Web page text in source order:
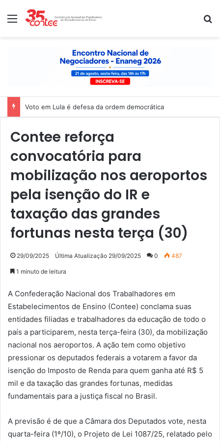
Menu
Voto em Lula é defesa da ordem democrática
Contee reforça
convocatória para
mobilização nos aeroportos
pela isenção do IR e
taxação das grandes
fortunas nesta terça (30)
29/09/2025 Última Atualização 29/09/2025 0 487
1 minuto de leitura
A Confederação Nacional dos Trabalhadores em
Estabelecimentos de Ensino (Contee) conclama suas
entidades filiadas e trabalhadores da educação de todo o
país a participarem, nesta terça-feira (30), da mobilização
nacional nos aeroportos. A ação tem como objetivo
pressionar os deputados federais a votarem a favor da
isenção do Imposto de Renda para quem ganha até R$ 5
mil e da taxação das grandes fortunas, medidas
fundamentais para a justiça fiscal no Brasil.
A previsão é de que a Câmara dos Deputados vote, nesta
quarta-feira (1º/10), o Projeto de Lei 1087/25, relatado pelo